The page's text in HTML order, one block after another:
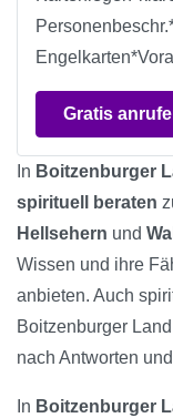
Gratis
In Boitzenburger
spirituell beraten
Hellsehern und
Wissen und ihre
anbieten. Auch
Boitzenburger
nach Antworten
In Boitzenburger